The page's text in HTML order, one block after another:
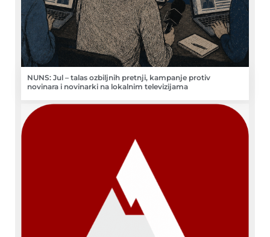
NUNS: Jul – talas ozbiljnih pretnji, kampanje protiv
novinara i novinarki na lokalnim televizijama